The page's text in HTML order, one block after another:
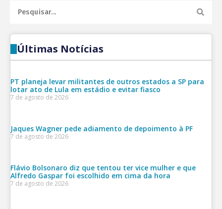
Últimas Notícias
PT planeja levar militantes de outros estados a SP para
lotar ato de Lula em estádio e evitar fiasco
7 de agosto de 2026
Jaques Wagner pede adiamento de depoimento à PF
7 de agosto de 2026
Flávio Bolsonaro diz que tentou ter vice mulher e que
Alfredo Gaspar foi escolhido em cima da hora
7 de agosto de 2026